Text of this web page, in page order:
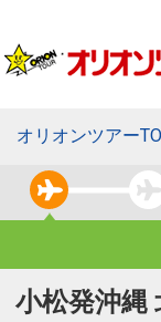
オリオンツアー
小松発沖縄